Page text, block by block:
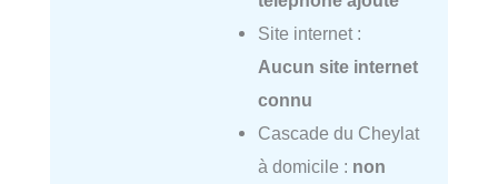
Site internet :
Aucun site internet
connu
Cascade du Cheylat
à domicile : non